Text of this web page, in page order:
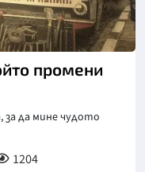
промени
да мине чудото
1204